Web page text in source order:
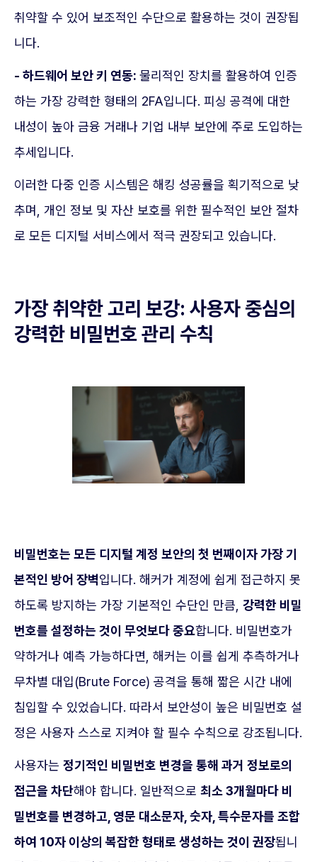
취약할 수 있어 보조적인 수단으로 활용하는 것이 권장됩
니다.
- 하드웨어 보안 키 연동: 물리적인 장치를 활용하여 인증
하는 가장 강력한 형태의 2FA입니다. 피싱 공격에 대한
내성이 높아 금융 거래나 기업 내부 보안에 주로 도입하는
추세입니다.
이러한 다중 인증 시스템은 해킹 성공률을 획기적으로 낮
추며, 개인 정보 및 자산 보호를 위한 필수적인 보안 절차
로 모든 디지털 서비스에서 적극 권장되고 있습니다.
가장 취약한 고리 보강: 사용자 중심의
강력한 비밀번호 관리 수칙
비밀번호는 모든 디지털 계정 보안의 첫 번째이자 가장 기
본적인 방어 장벽입니다. 해커가 계정에 쉽게 접근하지 못
하도록 방지하는 가장 기본적인 수단인 만큼, 강력한 비밀
번호를 설정하는 것이 무엇보다 중요합니다. 비밀번호가
약하거나 예측 가능하다면, 해커는 이를 쉽게 추측하거나
무차별 대입(Brute Force) 공격을 통해 짧은 시간 내에
침입할 수 있었습니다. 따라서 보안성이 높은 비밀번호 설
정은 사용자 스스로 지켜야 할 필수 수칙으로 강조됩니다.
사용자는 정기적인 비밀번호 변경을 통해 과거 정보로의
접근을 차단해야 합니다. 일반적으로 최소 3개월마다 비
밀번호를 변경하고, 영문 대소문자, 숫자, 특수문자를 조합
하여 10자 이상의 복잡한 형태로 생성하는 것이 권장됩니